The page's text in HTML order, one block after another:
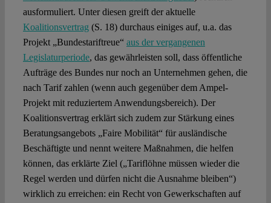
ausformuliert. Unter diesen greift der aktuelle
Koalitionsvertrag (S. 18) durchaus einiges auf, u.a. das
Projekt „Bundestariftreue“ aus der vergangenen
Legislaturperiode, das gewährleisten soll, dass öffentliche
Aufträge des Bundes nur noch an Unternehmen gehen, die
nach Tarif zahlen (wenn auch gegenüber dem Ampel-
Projekt mit reduziertem Anwendungsbereich). Der
Koalitionsvertrag erklärt sich zudem zur Stärkung eines
Beratungsangebots „Faire Mobilität“ für ausländische
Beschäftigte und nennt weitere Maßnahmen, die helfen
können, das erklärte Ziel („Tariflöhne müssen wieder die
Regel werden und dürfen nicht die Ausnahme bleiben“)
wirklich zu erreichen: ein Recht von Gewerkschaften auf